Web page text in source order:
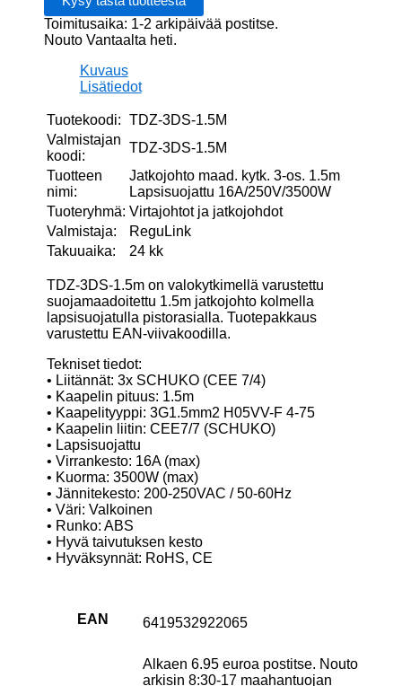
Lapsisuojattu
16A/250V/3500W
määrä
Toimitusaika: 1-2 arkipäivää postitse.
Nouto Vantaalta heti.
Kuvaus
Lisätiedot
Tuotekoodi: TDZ-3DS-1.5M
Valmistajan
koodi:
TDZ-3DS-1.5M
Tuotteen
nimi:
Jatkojohto maad. kytk. 3-os. 1.5m
Lapsisuojattu 16A/250V/3500W
Tuoteryhmä: Virtajohtot ja jatkojohdot
Valmistaja:
ReguLink
Takuuaika:
24 kk
TDZ-3DS-1.5m on valokytkimellä varustettu
suojamaadoitettu 1.5m jatkojohto kolmella
lapsisuojatulla pistorasialla. Tuotepakkaus
varustettu EAN-viivakoodilla.
Tekniset tiedot:
• Liitännät: 3x SCHUKO (CEE 7/4)
• Kaapelin pituus: 1.5m
• Kaapelityyppi: 3G1.5mm2 H05VV-F 4-75
• Kaapelin liitin: CEE7/7 (SCHUKO)
• Lapsisuojattu
• Virrankesto: 16A (max)
• Kuorma: 3500W (max)
• Jännitekesto: 200-250VAC / 50-60Hz
• Väri: Valkoinen
• Runko: ABS
• Hyvä taivutuksen kesto
• Hyväksynnät: RoHS, CE
EAN 6419532922065
Alkaen 6.95 euroa postitse. Nouto
arkisin 8:30-17 maahantuojan